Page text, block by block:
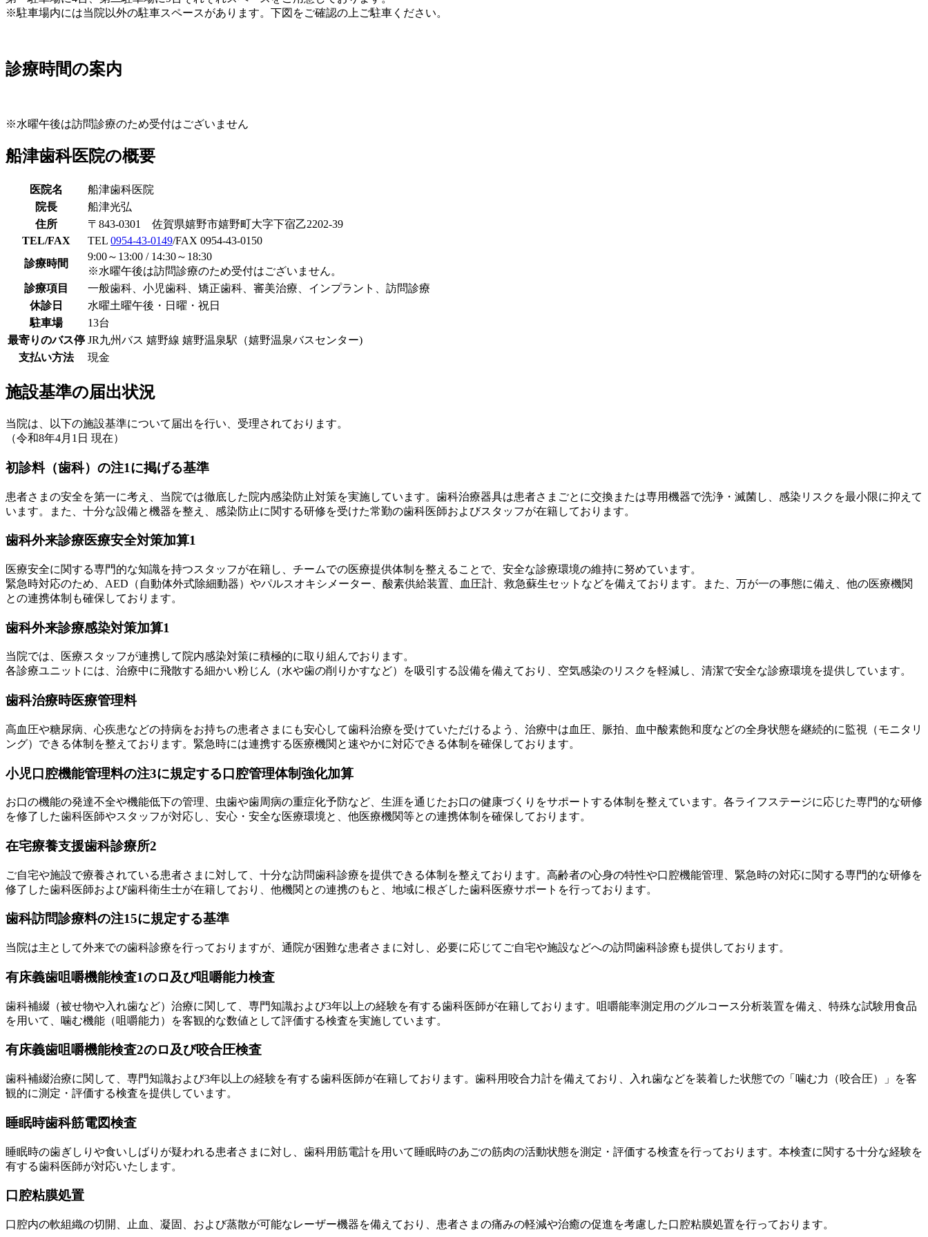
※駐車場内には当院以外の駐車スペースがあります。下図をご確認の上ご駐車ください。
診療時間の案内
※水曜午後は訪問診療のため受付はございません
船津歯科医院の概要
医院名
船津歯科医院
院長
船津光弘
住所
〒843-0301 佐賀県嬉野市嬉野町大字下宿乙2202-39
TEL/FAX
TEL 0954-43-0149/FAX 0954-43-0150
診療時間
9:00～13:00 / 14:30～18:30
※水曜午後は訪問診療のため受付はございません。
診療項目
一般歯科、小児歯科、矯正歯科、審美治療、インプラント、訪問診療
休診日
水曜土曜午後・日曜・祝日
駐車場
13台
最寄りのバス停 JR九州バス 嬉野線 嬉野温泉駅（嬉野温泉バスセンター)
支払い方法
現金
施設基準の届出状況
当院は、以下の施設基準について届出を行い、受理されております。
（令和8年4月1日 現在）
初診料（歯科）の注1に掲げる基準
患者さまの安全を第一に考え、当院では徹底した院内感染防止対策を実施しています。歯科治療器具は患者さまごとに交換または専用機器で洗浄・滅菌し、感染リスクを最小限に抑えて
います。また、十分な設備と機器を整え、感染防止に関する研修を受けた常勤の歯科医師およびスタッフが在籍しております。
歯科外来診療医療安全対策加算1
医療安全に関する専門的な知識を持つスタッフが在籍し、チームでの医療提供体制を整えることで、安全な診療環境の維持に努めています。
緊急時対応のため、AED（自動体外式除細動器）やパルスオキシメーター、酸素供給装置、血圧計、救急蘇生セットなどを備えております。また、万が一の事態に備え、他の医療機関
との連携体制も確保しております。
歯科外来診療感染対策加算1
当院では、医療スタッフが連携して院内感染対策に積極的に取り組んでおります。
各診療ユニットには、治療中に飛散する細かい粉じん（水や歯の削りかすなど）を吸引する設備を備えており、空気感染のリスクを軽減し、清潔で安全な診療環境を提供しています。
歯科治療時医療管理料
高血圧や糖尿病、心疾患などの持病をお持ちの患者さまにも安心して歯科治療を受けていただけるよう、治療中は血圧、脈拍、血中酸素飽和度などの全身状態を継続的に監視（モニタリ
ング）できる体制を整えております。緊急時には連携する医療機関と速やかに対応できる体制を確保しております。
小児口腔機能管理料の注3に規定する口腔管理体制強化加算
お口の機能の発達不全や機能低下の管理、虫歯や歯周病の重症化予防など、生涯を通じたお口の健康づくりをサポートする体制を整えています。各ライフステージに応じた専門的な研修
を修了した歯科医師やスタッフが対応し、安心・安全な医療環境と、他医療機関等との連携体制を確保しております。
在宅療養支援歯科診療所2
ご自宅や施設で療養されている患者さまに対して、十分な訪問歯科診療を提供できる体制を整えております。高齢者の心身の特性や口腔機能管理、緊急時の対応に関する専門的な研修を
修了した歯科医師および歯科衛生士が在籍しており、他機関との連携のもと、地域に根ざした歯科医療サポートを行っております。
歯科訪問診療料の注15に規定する基準
当院は主として外来での歯科診療を行っておりますが、通院が困難な患者さまに対し、必要に応じてご自宅や施設などへの訪問歯科診療も提供しております。
有床義歯咀嚼機能検査1のロ及び咀嚼能力検査
歯科補綴（被せ物や入れ歯など）治療に関して、専門知識および3年以上の経験を有する歯科医師が在籍しております。咀嚼能率測定用のグルコース分析装置を備え、特殊な試験用食品
を用いて、噛む機能（咀嚼能力）を客観的な数値として評価する検査を実施しています。
有床義歯咀嚼機能検査2のロ及び咬合圧検査
歯科補綴治療に関して、専門知識および3年以上の経験を有する歯科医師が在籍しております。歯科用咬合力計を備えており、入れ歯などを装着した状態での「噛む力（咬合圧）」を客
観的に測定・評価する検査を提供しています。
睡眠時歯科筋電図検査
睡眠時の歯ぎしりや食いしばりが疑われる患者さまに対し、歯科用筋電計を用いて睡眠時のあごの筋肉の活動状態を測定・評価する検査を行っております。本検査に関する十分な経験を
有する歯科医師が対応いたします。
口腔粘膜処置
口腔内の軟組織の切開、止血、凝固、および蒸散が可能なレーザー機器を備えており、患者さまの痛みの軽減や治癒の促進を考慮した口腔粘膜処置を行っております。